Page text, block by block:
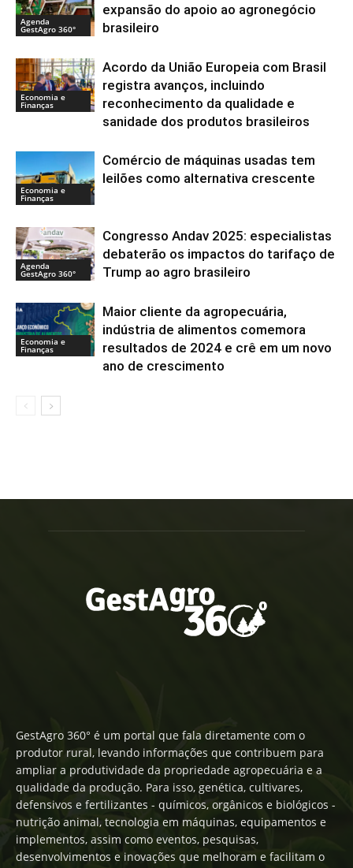
Agenda
GestAgro 360°
expansão do apoio ao agronegócio
brasileiro
Economia e
Finanças
Acordo da União Europeia com Brasil
registra avanços, incluindo
reconhecimento da qualidade e
sanidade dos produtos brasileiros
Economia e
Finanças
Comércio de máquinas usadas tem
leilões como alternativa crescente
Agenda
GestAgro 360°
Congresso Andav 2025: especialistas
debaterão os impactos do tarifaço de
Trump ao agro brasileiro
Economia e
Finanças
Maior cliente da agropecuária,
indústria de alimentos comemora
resultados de 2024 e crê em um novo
ano de crescimento
GestAgro 360° é um portal que fala diretamente com o
produtor rural, levando informações que contribuem para
ampliar a produtividade da propriedade agropecuária e a
qualidade da produção. Para isso, genética, cultivares,
defensivos e fertilizantes - químicos, orgânicos e biológicos -
nutrição animal, tecnologia em máquinas, equipamentos e
implementos, assim como eventos, pesquisas,
desenvolvimentos e inovações que melhoram e facilitam o